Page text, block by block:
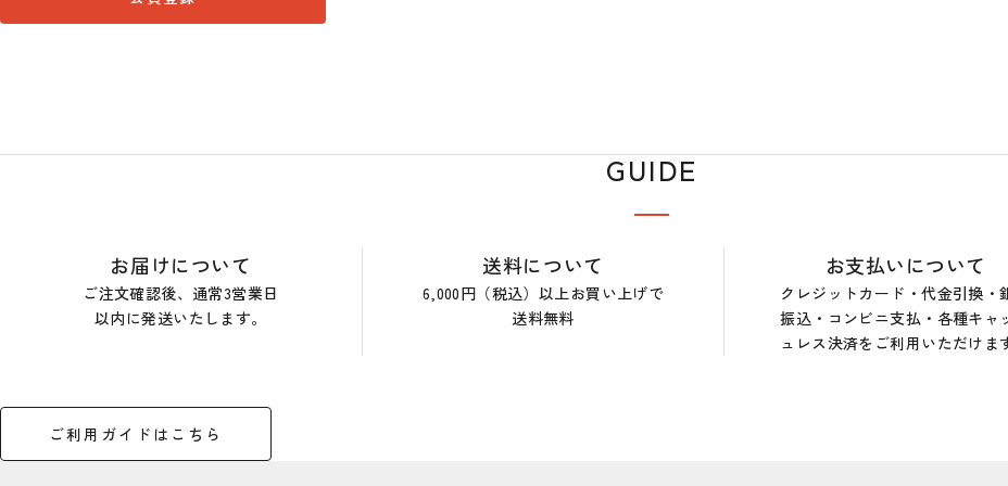
GUIDE
お届けについて
ご注文確認後、通常3営業日
以内に発送いたします。
送料について
6,000円（税込）以上お買い上げで
送料無料
お支払いについて
クレジットカード・代金引換・
振込・コンビニ支払・各種キャ
ュレス決済をご利用いただけま
ご利用ガイドはこちら